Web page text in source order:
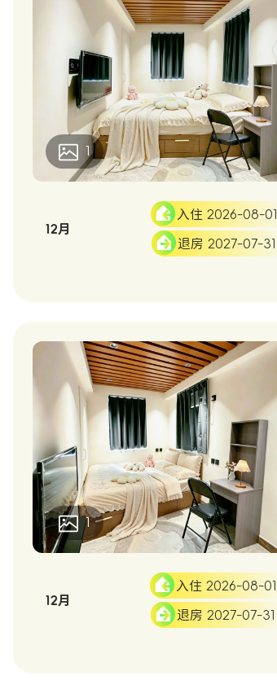
1
12月
入住 2026-08-01
退房 2027-07-31
1
12月
入住 2026-08-01
退房 2027-07-31